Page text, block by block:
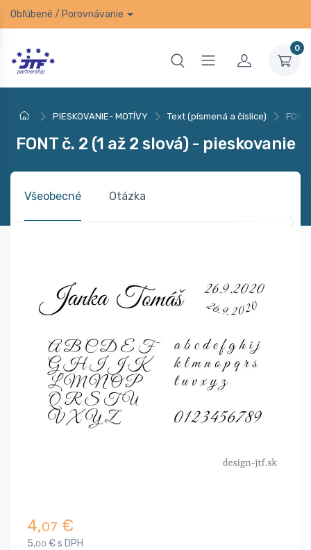
Obľúbené / Porovnávanie
0
PIESKOVANIE- MOTÍVY Text (písmená a číslice)
FONT č. 2 (1 až 2 slová) - pieskovanie
Všeobecné Otázka
4,07 €
5,00 € s DPH